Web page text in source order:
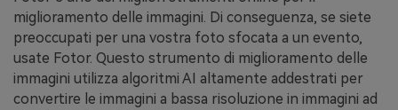
miglioramento delle immagini. Di conseguenza, se siete
preoccupati per una vostra foto sfocata a un evento,
usate Fotor. Questo strumento di miglioramento delle
immagini utilizza algoritmi AI altamente addestrati per
convertire le immagini a bassa risoluzione in immagini ad